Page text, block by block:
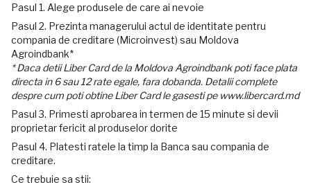
Pasul 1. Alege produsele de care ai nevoie
Pasul 2. Prezinta managerului actul de identitate pentru
compania de creditare (Microinvest) sau Moldova
Agroindbank*
* Daca detii Liber Card de la Moldova Agroindbank poti face plata
directa in 6 sau 12 rate egale, fara dobanda. Detalii complete
despre cum poti obtine Liber Card le gasesti pe www.libercard.md
Pasul 3. Primesti aprobarea in termen de 15 minute si devii
proprietar fericit al produselor dorite
Pasul 4. Platesti ratele la timp la Banca sau compania de
creditare.
Ce trebuie sa stii: